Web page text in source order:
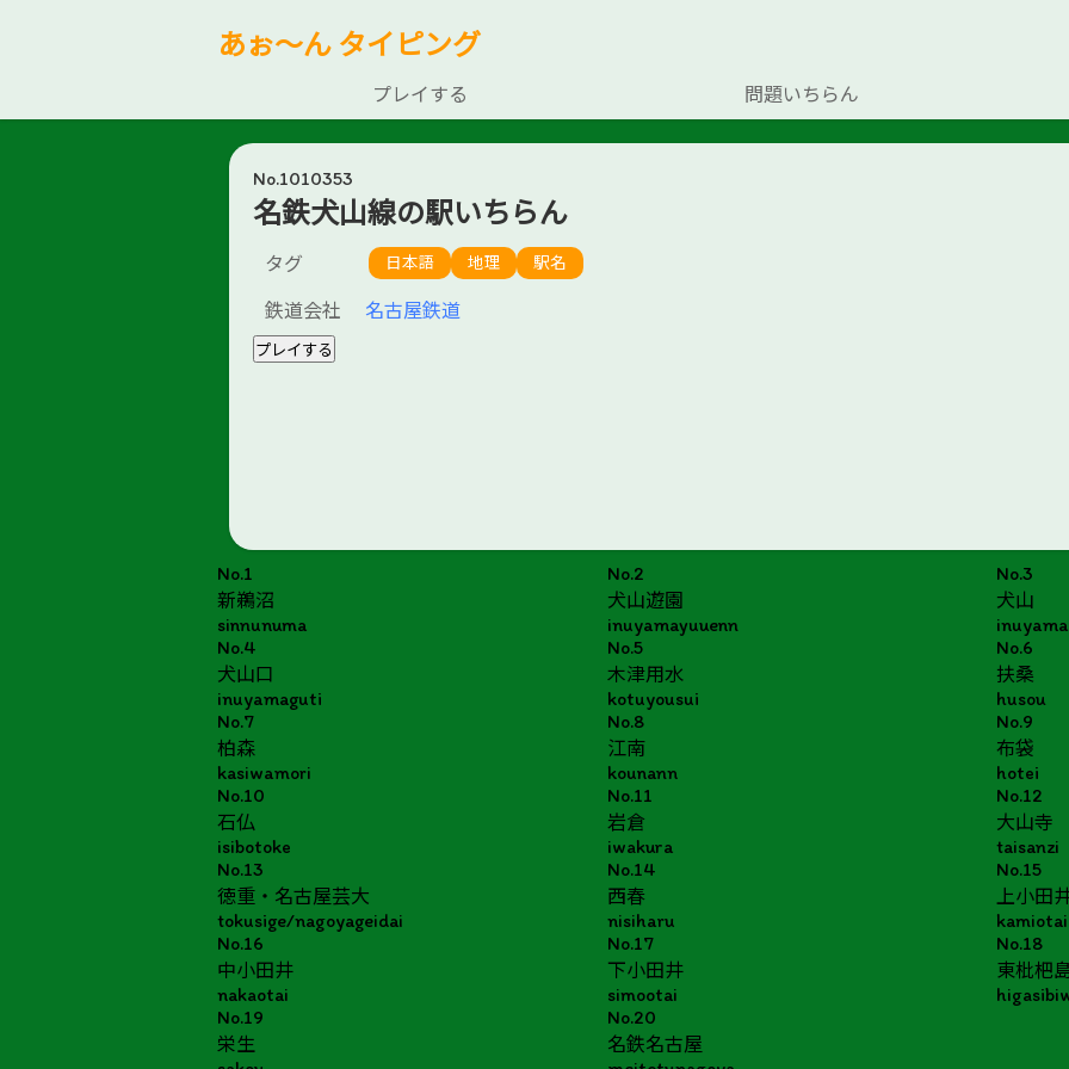
あぉ～ん タイピング
プレイする 問題いちらん
No.1010353
名鉄犬山線の駅いちらん
タグ 日本語 地理 駅名
鉄道会社 名古屋鉄道
プレイする
No.1
新鵜沼
sinnunuma
No.2
犬山遊園
inuyamayuuenn
No.3
犬山
inuyama
No.4
犬山口
inuyamaguti
No.5
木津用水
kotuyousui
No.6
扶桑
husou
No.7
柏森
kasiwamori
No.8
江南
kounann
No.9
布袋
hotei
No.10
石仏
isibotoke
No.11
岩倉
iwakura
No.12
大山寺
taisanzi
No.13
徳重・名古屋芸大
tokusige/nagoyageidai
No.14
西春
nisiharu
No.15
上小田
kamiotai
No.16
中小田井
nakaotai
No.17
下小田井
simootai
No.18
東枇杷
No.19
栄生
No.20
名鉄名古屋